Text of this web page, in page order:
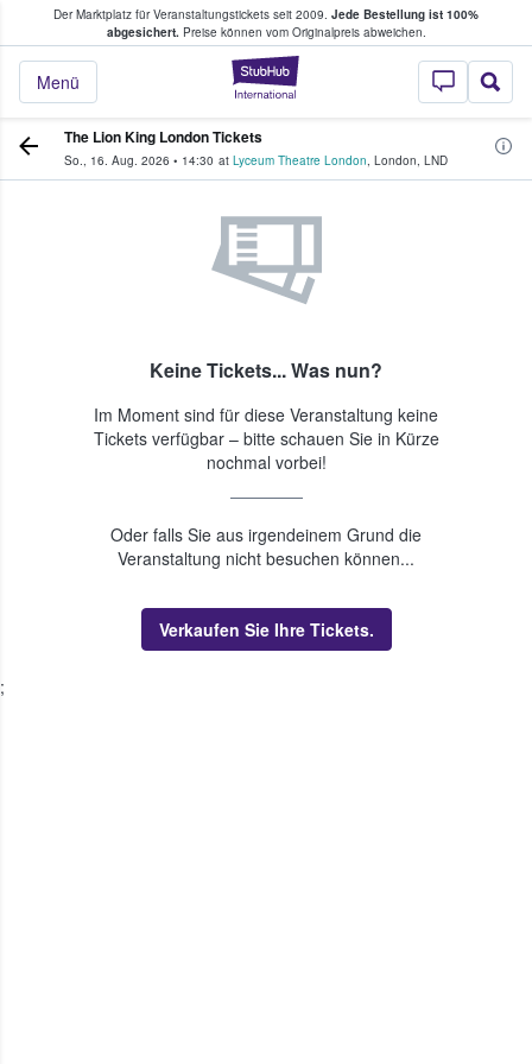
Der Marktplatz für Veranstaltungstickets seit 2009. Jede Bestellung ist 100%
abgesichert.Preise können vom Originalpreis abweichen.
StubHub - Wo
Menü
Tickets kaufen & verkaufen
The Lion King London Tickets
So., 16. Aug. 2026 • 14:30 at Lyceum Theatre London, London, LND
Keine Tickets... Was nun?
Im Moment sind für diese Veranstaltung keine
Tickets verfügbar – bitte schauen Sie in Kürze
nochmal vorbei!
Oder falls Sie aus irgendeinem Grund die
Veranstaltung nicht besuchen können...
Verkaufen Sie Ihre Tickets.
;